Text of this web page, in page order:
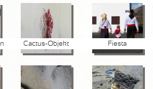
Cactus-Objekt Fiesta